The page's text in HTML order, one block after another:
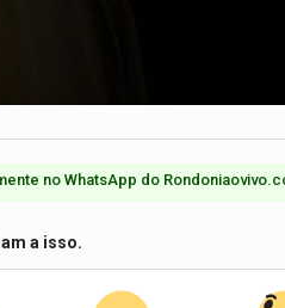
no WhatsApp do
a isso.